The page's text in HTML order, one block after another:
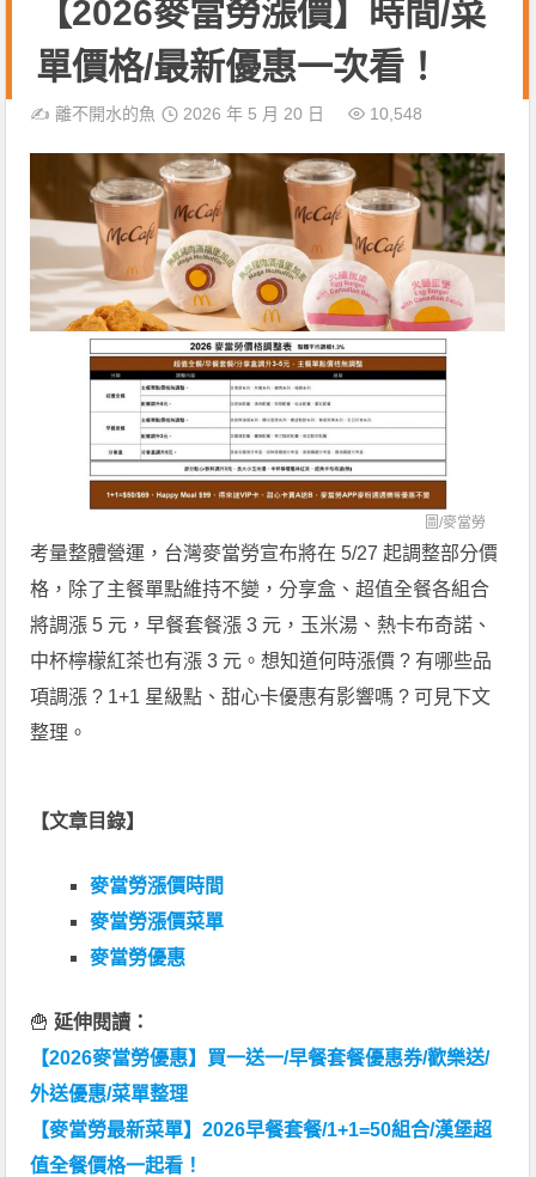
【2026麥當勞漲價】時間/菜
單價格/最新優惠一次看！
✍️離不開水的魚 2026 年 5 月 20 日 10,548
圖/麥當勞
考量整體營運，台灣麥當勞宣布將在 5/27 起調整部分價
格，除了主餐單點維持不變，分享盒、超值全餐各組合
將調漲 5 元，早餐套餐漲 3 元，玉米湯、熱卡布奇諾、
中杯檸檬紅茶也有漲 3 元。想知道何時漲價 ? 有哪些品
項調漲 ? 1+1 星級點、甜心卡優惠有影響嗎 ? 可見下文
整理。
【文章目錄】
麥當勞漲價時間
麥當勞漲價菜單
麥當勞優惠
🍟 延伸閱讀：
【2026麥當勞優惠】買一送一/早餐套餐優惠券/歡樂送/
外送優惠/菜單整理
【麥當勞最新菜單】2026早餐套餐/1+1=50組合/漢堡超
值全餐價格一起看！